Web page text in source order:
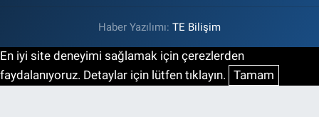
Haber Yazılımı: TE Bilişim
En iyi site deneyimi sağlamak için çerezlerden
faydalanıyoruz. Detaylar için lütfen tıklayın. Tamam